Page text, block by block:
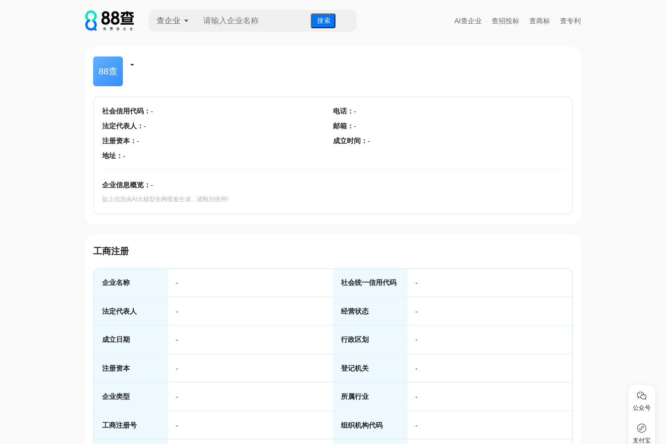
查企业 搜 索 AI查企业 查招投标 查商标 查专利
88查
-
社会信用代码： - 电话： -
法定代表人 ： - 邮箱 ： -
注册资本： - 成立时间 ： -
地址： -
企业信息概览： -
如上信息由AI大模型全网搜索生成，请甄别使用!
工商注册
企业名称 - 社会统一信用代码 -
法定代表人 - 经营状态 -
成立日期 - 行政区划 -
注册资本 - 登记机关 -
企业类型 - 所属行业 -
工商注册号 - 组织机构代码 -
公众号
支付宝